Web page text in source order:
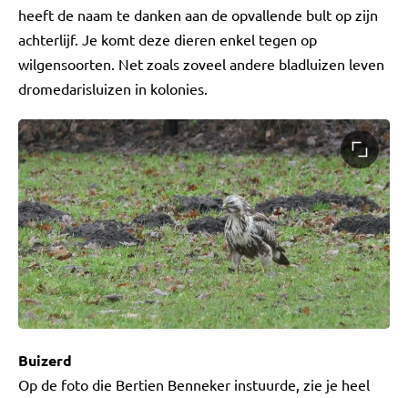
heeft de naam te danken aan de opvallende bult op zijn
achterlijf. Je komt deze dieren enkel tegen op
wilgensoorten. Net zoals zoveel andere bladluizen leven
dromedarisluizen in kolonies.
Buizerd
Op de foto die Bertien Benneker instuurde, zie je heel